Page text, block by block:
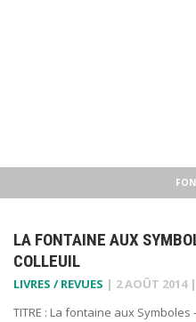
LA FONTAINE AUX
COLLEUIL
LIVRES / REVUES | 2 AOÛT 2014 |
TITRE : La fontaine aux